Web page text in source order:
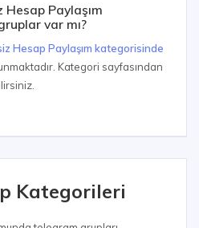
Hesap Paylaşım
var mı?
Hesap Paylaşım kategorisinde
Kategori sayfasından
Kategorileri